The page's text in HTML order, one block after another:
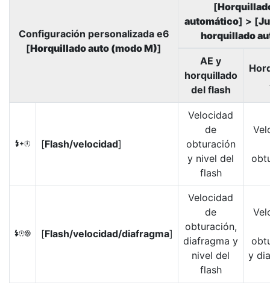
Configuración personalizada e6
[Horquillado auto (modo M)]
[
automático] > [
horquillado
AE y
horquillado
del flash
F [Flash/velocidad]
Velocidad
de
obturación
y nivel del
flash
G [Flash/velocidad/diafragma]
Velocidad
de
obturación,
diafragma y
nivel del
flash
y